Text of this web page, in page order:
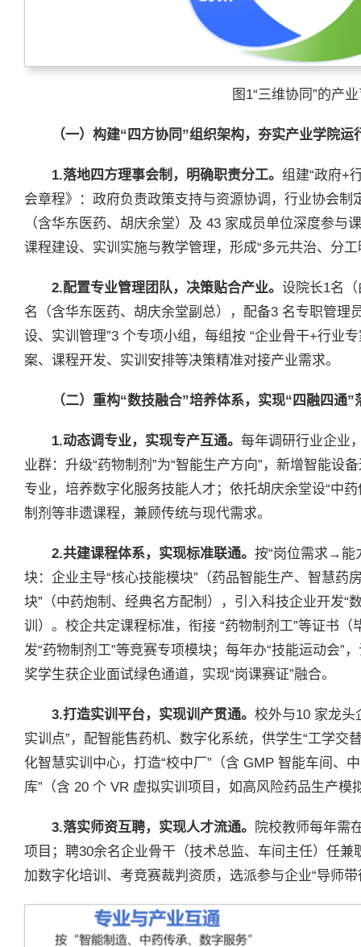
图1“三维协同”的产
（一）构建“四方协同”组织架构，夯实产业学院运
1.落地四方理事会制，明确职责分工。 组建“政府+
会章程》：政府负责政策支持与资源协调，行业协会
（含华东医药、胡庆余堂）及 43 家成员单位深度参与
课程建设、实训实施与教学管理，形成“多元共治、分工
2.配置专业管理团队，决策贴合产业。 设院长1名
名（含华东医药、胡庆余堂副总），配备3 名专职管理
设、实训管理”3 个专项小组，每组按 “企业骨干+行业
案、课程开发、实训安排等决策精准对接产业需求。
（二）重构“数技融合”培养体系，实现“四融四通”
1.动态调专业，实现专产互通。 每年调研行业企业
业群：升级“药物制剂”为“智能生产方向”，新增智能设
专业，培养数字化服务技能人才；依托胡庆余堂设“中
制剂等非遗课程，兼顾传统与现代需求。
2.共建课程体系，实现标准联通。 按“岗位需求→能
块：企业主导“核心技能模块”（药品智能生产、智慧药
块”（中药炮制、经典名方配制），引入科技企业开发“
训）。校企共定课程标准，衔接 “药物制剂工”等证书
发“药物制剂工”等竞赛专项模块；每年办“技能运动会”
奖学生获企业面试绿色通道，实现“岗课赛证”融合。
3.打造实训平台，实现训产贯通。 校外与10 家龙头
实训点”，配智能售药机、数字化系统，供学生“工学交
化智慧实训中心，打造“校中厂”（含 GMP 智能车间、
库”（含 20 个 VR 虚拟实训项目，如高风险药品生产模
3.落实师资互聘，实现人才流通。
院校教师每年需
项目；聘30余名企业骨干（技术总监、车间主任）任
加数字化培训、考竞赛裁判资质，选派参与企业“导师